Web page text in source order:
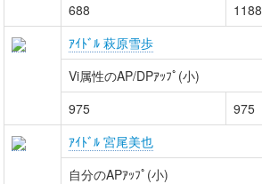
688
1188
ｱｲﾄﾞﾙ 萩原雪歩
Vi属性のAP/DPｱｯﾌﾟ(小)
975
975
ｱｲﾄﾞﾙ 宮尾美也
自分のAPｱｯﾌﾟ(小)